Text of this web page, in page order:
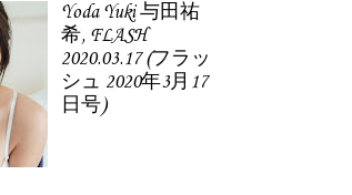
Yoda Yuki 与田祐
希, FLASH
2020.03.17 (フラッ
シュ 2020年3月17
日号)